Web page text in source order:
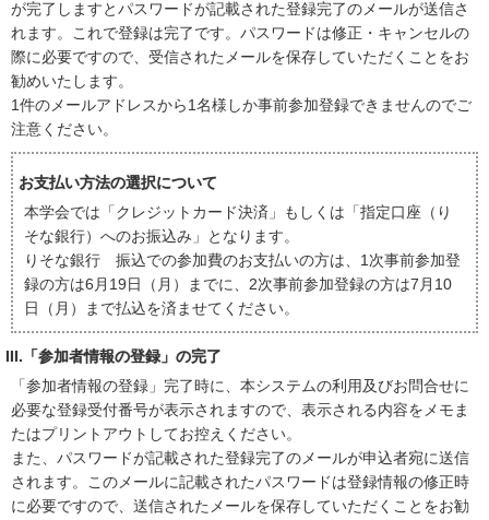
が完了しますとパスワードが記載された登録完了のメールが送信さ
れます。これで登録は完了です。パスワードは修正・キャンセルの
際に必要ですので、受信されたメールを保存していただくことをお
勧めいたします。
1件のメールアドレスから1名様しか事前参加登録できませんのでご
注意ください。
お支払い方法の選択について
本学会では「クレジットカード決済」もしくは「指定口座（り
そな銀行）へのお振込み」となります。
りそな銀行 振込での参加費のお支払いの方は、1次事前参加登
録の方は6月19日（月）までに、2次事前参加登録の方は7月10
日（月）まで払込を済ませてください。
III.「参加者情報の登録」の完了
「参加者情報の登録」完了時に、本システムの利用及びお問合せに
必要な登録受付番号が表示されますので、表示される内容をメモま
たはプリントアウトしてお控えください。
また、パスワードが記載された登録完了のメールが申込者宛に送信
されます。このメールに記載されたパスワードは登録情報の修正時
に必要ですので、送信されたメールを保存していただくことをお勧